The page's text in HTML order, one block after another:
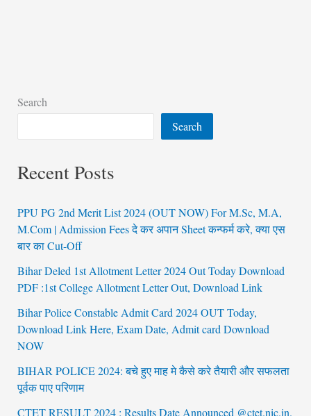
Search
Search
Recent Posts
PPU PG 2nd Merit List 2024 (OUT NOW) For M.Sc, M.A,
M.Com | Admission Fees दे कर अपान Sheet कन्फर्म करे, क्या एस
बार का Cut-Off
Bihar Deled 1st Allotment Letter 2024 Out Today Download
PDF :1st College Allotment Letter Out, Download Link
Bihar Police Constable Admit Card 2024 OUT Today,
Download Link Here, Exam Date, Admit card Download
NOW
BIHAR POLICE 2024: बचे हुए माह मे कैसे करे तैयारी और सफलता
पूर्वक पाए परिणाम
CTET RESULT 2024 : Results Date Announced @ctet.nic.in.